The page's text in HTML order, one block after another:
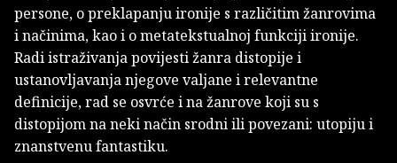
persone, o preklapanju ironije s različitim žanrovima
i načinima, kao i o metatekstualnoj funkciji ironije.
Radi istraživanja povijesti žanra distopije i
ustanovljavanja njegove valjane i relevantne
definicije, rad se osvrće i na žanrove koji su s
distopijom na neki način srodni ili povezani: utopiju i
znanstvenu fantastiku.